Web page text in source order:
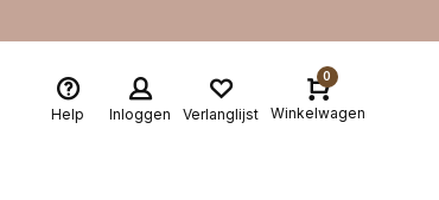
Help Inloggen Verlanglijst
0
Winkelwagen